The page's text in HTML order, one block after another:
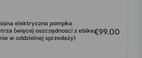
elektryczna pompka
(więcej oszczędności z ebike
w oddzielnej sprzedaży)
€99.00